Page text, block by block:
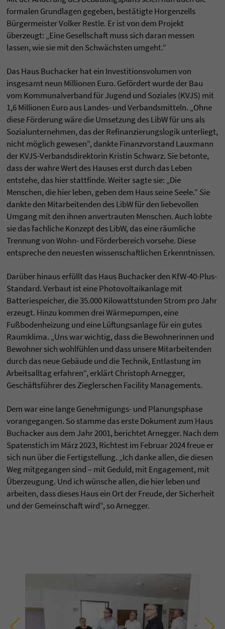
formalen Grundlagen gegeben, bestätigte Horgenzells
Bürgermeister Volker Restle. Er ist von dem Projekt
überzeugt: „Eine Gesellschaft muss sich daran messen
lassen, wie sie mit den Schwächsten umgeht.“
Das Haus Buchacker hat ein Investitionsvolumen von
insgesamt neun Millionen Euro. Gefördert wurde der Bau
vom Kommunalverband für Jugend und Soziales (KVJS) mit
1,6 Millionen Euro aus Landes- und Verbandsmitteln. „Ohne
diese Förderung wäre die Umsetzung des LibW für uns als
Sozialunternehmen, das der Refinanzierungslogik unterliegt,
nicht möglich gewesen“, dankte Finanzvorstand Lauxmann
der KVJS-Verbandsdirektorin Kristin Schwarz. Sie betonte,
dass der wahre Wert des Hauses erst durch das Leben
entstehe, das hier stattfinde. Weiter sagte sie: „Die
Menschen, die hier leben, geben dem Haus seine Seele.“ Sie
dankte den Mitarbeitenden des LibW für den liebevollen
Umgang mit den ihnen anvertrauten Menschen. Auch lobte
sie das fachliche Konzept des LibW, das eine räumliche
Trennung von Wohn- und Förderbereich vorsehe. Diese
entspreche den neuesten wissenschaftlichen Erkenntnissen.
Darüber hinaus erfüllt das Haus Buchacker den KfW-40-Plus-
Standard. Verbaut ist eine Photovoltaikanlage mit
Batteriespeicher, die 35.000 Kilowattstunden Strom pro Jahr
erzeugt. Hinzu kommen drei Wärmepumpen, eine
Fußbodenheizung und eine Lüftungsanlage für ein gutes
Raumklima. „Uns war wichtig, dass die Bewohnerinnen und
Bewohner sich wohlfühlen und dass unsere Mitarbeitenden
durch das neue Gebäude und die Technik, Entlastung im
Arbeitsalltag erfahren“, erklärt Christoph Arnegger,
Geschäftsführer des Zieglerschen Facility Managements.
Dem war eine lange Genehmigungs- und Planungsphase
vorangegangen. So stamme das erste Dokument zum Haus
Buchacker aus dem Jahr 2001, berichtet Arnegger. Nach dem
Spatenstich im März 2023, Richtest im Februar 2024 freue er
sich nun über die Fertigstellung. „Ich danke allen, die diesen
Weg mitgegangen sind – mit Geduld, mit Engagement, mit
Überzeugung. Und ich wünsche allen, die hier leben und
arbeiten, dass dieses Haus ein Ort der Freude, der Sicherheit
und der Gemeinschaft wird“, so Arnegger.